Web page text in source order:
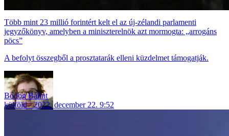
Több mint 23 millió forintért kelt el az új-zélandi parlamenti
jegyzőkönyv, amelyben a miniszterelnök azt mormogta: „arrogáns
pöcs”
A befolyt összegből a prosztatarák elleni küzdelmet támogatják.
Bódog Bálint
külföld
2022. december 22. 9:52